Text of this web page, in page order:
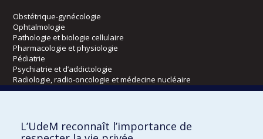
Obstétrique-gynécologie
Ophtalmologie
Pathologie et biologie cellulaire
Pharmacologie et physiologie
Pédiatrie
Psychiatrie et d’addictologie
Radiologie, radio-oncologie et médecine nucléaire
Kinésiologie et des sciences de l’activité physique
L’UdeM reconnaît l’importance de